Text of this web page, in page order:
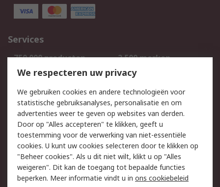
Services
750.000 producten
2.500 merken
Bestellen
Inkoopoplossingen
Track & Trace
Wettelijk
Cookiebeleid
Email veiligheid
Privacybeleid
Websitevoorwaarden
Algemene
verkoopvoorwaarden
We respecteren uw privacy
We gebruiken cookies en andere technologieën voor
statistische gebruiksanalyses, personalisatie en om
advertenties weer te geven op websites van derden.
Door op "Alles accepteren" te klikken, geeft u
toestemming voor de verwerking van niet-essentiële
cookies. U kunt uw cookies selecteren door te klikken op
"Beheer cookies". Als u dit niet wilt, klikt u op "Alles
weigeren". Dit kan de toegang tot bepaalde functies
beperken. Meer informatie vindt u in ons cookiebeleid